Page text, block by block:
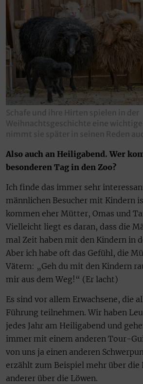
Schafe und ihre Hirten spielen in der
Weihnachtsgeschichte eine wichtige
nimmt sie später in seinen Reden
Also auch an Heiligabend. Wer
besonderen Tag in den Zoo?
Ich finde das immer sehr
männlichen Besucher mit Kindern
kommen eher Mütter, Omas und
Vielleicht liegt es daran, dass die
mal Zeit haben mit den Kindern in
Aber ich habe oft das Gefühl, die
Vätern: „Geh du mit den Kindern
mir aus dem Weg!“ (Er lacht)
Es sind vor allem Erwachsene, die
Führung teilnehmen. Wir haben
jedes Jahr am Heiligabend und
immer mit einem anderen Tour-
von uns ja einen anderen
erzählt zum Beispiel mehr über die
anderer über die Löwen.